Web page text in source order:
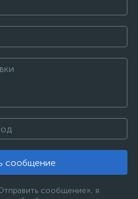
сообщение
сообщение», я